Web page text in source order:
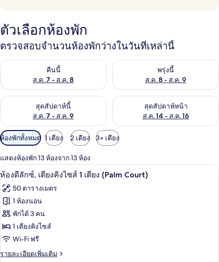
ตัวเลือกห้องพัก
ตรวจสอบจำนวนห้องพักว่างในวันที่เหล่านี้
คืนนี้
ส.ค. 7 - ส.ค. 8
ตรวจสอบจำนวนห้องพักว่างในคืนนี้ ส.ค. 7 - ส.ค. 8พรุ่งนี้
ส.ค. 8 - ส.ค. 9
ตรวจสอบจำนวนห้องพักว่างใน
สุดสัปดาห์นี้
ส.ค. 7 - ส.ค. 9
ตรวจสอบจำนวนห้องพักว่างในสุดสัปดาห์นี้ ส.ค. 7 - ส.ค. 9
สุดสัปดาห์หน้า
ส.ค. 14 - ส.ค. 16
ตรวจสอบจำนวนห้องพักว่างใน
ตัว
กรอง
ที่
มี
ให้
สำหรับ
ห้อง
พัก
ห้องพักทั้งหมด 1 เตียง 2 เตียง 3+ เตียง
แสดงห้องพัก 13 ห้องจาก 13 ห้อง
เปิด
ภาพถ่าย
ทั้งหมด
ของ
ห้อง
ดี
ลัก
มินิบาร์, ตู้นิรภัยในห้องพัก, โต๊ะทำงาน,
6
ห้องดีลักซ์, เตียงคิงไซส์ 1 เตียง (Palm Court)
50 ตารางเมตร
1 ห้องนอน
พักได้ 3 คน
1 เตียงคิงไซส์
Wi-Fi ฟรี
รายละเอียดเพิ่มเติม
ราย